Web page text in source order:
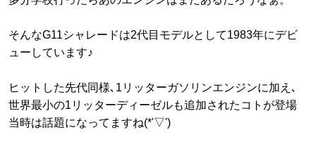
そんなG11シャレードは2代目モデルとして1983年にデビ
ューしています♪
ヒットした先代同様､1リッターガソリンエンジンに加え､
世界最小の1リッターディーゼルも追加されたコトが登場
当時は話題になってますね(*'▽')